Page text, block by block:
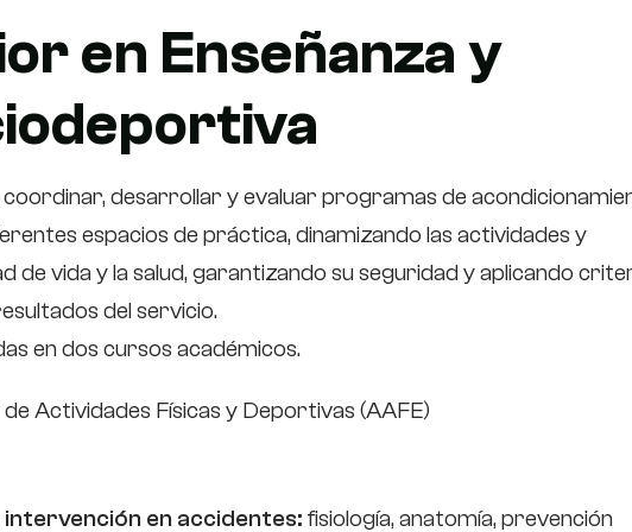
en Enseñanza y
desarrollar y evaluar programas de
espacios de práctica, dinamizando las actividades y
de vida y la salud, garantizando su seguridad y aplicando
del servicio.
en dos cursos académicos.
Actividades Físicas y Deportivas (AAFE)
en accidentes: fisiología, anatomía, prevención